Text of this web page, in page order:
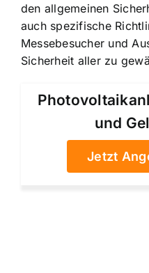
den allgemeinen
auch spezifische
Messebesucher und
Sicherheit aller zu
und
Jetzt